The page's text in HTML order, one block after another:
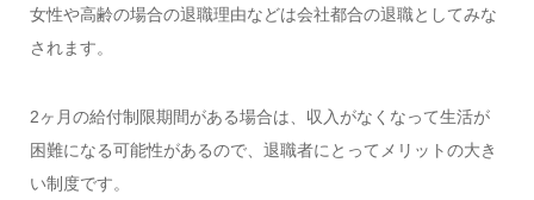
女性や高齢の場合の退職理由などは会社都合の退職としてみな
されます。
2ヶ月の給付制限期間がある場合は、収入がなくなって生活が
困難になる可能性があるので、退職者にとってメリットの大き
い制度です。